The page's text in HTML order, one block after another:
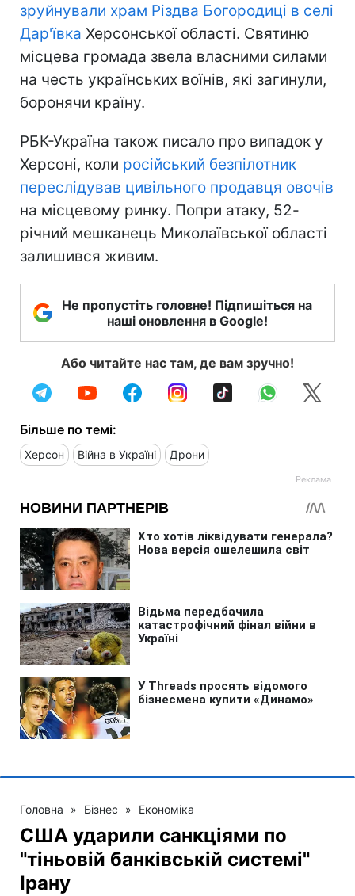
зруйнували храм Різдва Богородиці в селі
Дар'ївка Херсонської області. Святиню
місцева громада звела власними силами
на честь українських воїнів, які загинули,
боронячи країну.
РБК-Україна також писало про випадок у
Херсоні, коли російський безпілотник
переслідував цивільного продавця овочів
на місцевому ринку. Попри атаку, 52-
річний мешканець Миколаївської області
залишився живим.
Не пропустіть головне! Підпишіться на
наші оновлення в Google!
Або читайте нас там, де вам зручно!
Більше по темі:
Херсон Війна в Україні Дрони
Головна » Бізнес » Економіка
США ударили санкціями по
"тіньовій банківській системі"
Ірану